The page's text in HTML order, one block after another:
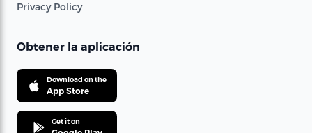
Privacy Policy
Obtener la aplicación
Download on the
App Store
Get it on